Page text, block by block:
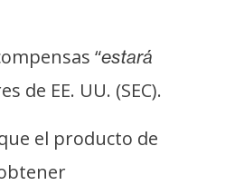
“estará
EE. UU. (SEC).
el producto de